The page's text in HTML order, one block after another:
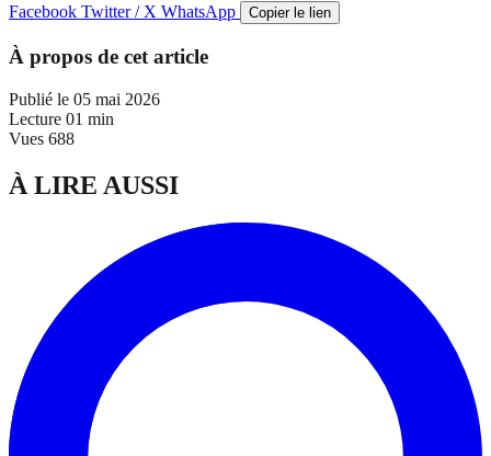
Facebook Twitter / X WhatsApp Copier le lien
À propos de cet article
Publié le 05 mai 2026
Lecture 01 min
Vues 688
À LIRE AUSSI